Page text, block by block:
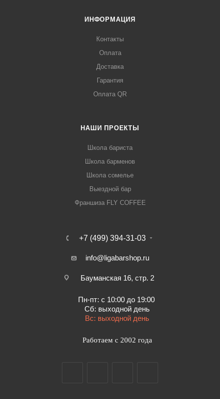
ИНФОРМАЦИЯ
Контакты
Оплата
Доставка
Гарантия
Оплата QR
НАШИ ПРОЕКТЫ
Школа бариста
Школа барменов
Школа сомелье
Выездной бар
Франшиза FLY COFFEE
+7 (499) 394-31-03
info@ligabarshop.ru
Бауманская 16, стр. 2
Пн-пт: с 10:00 до 19:00
Сб: выходной день
Вс: выходной день
Работаем с 2002 года